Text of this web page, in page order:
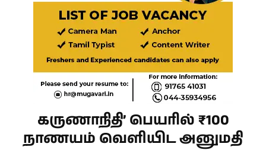
கருணாநிதி’ பெயரில் ₹100
நாணயம் வெளியிட அனுமதி